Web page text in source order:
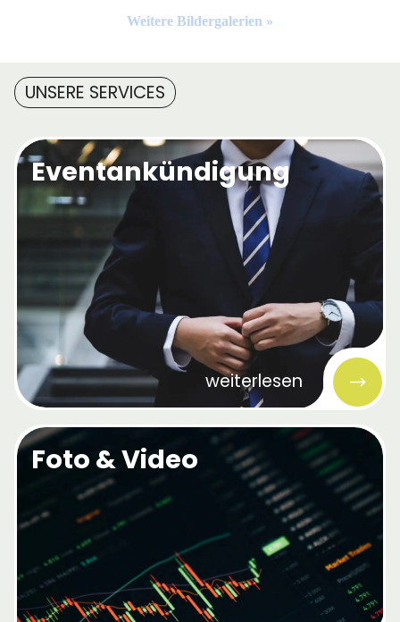
Weitere Bildergalerien »
UNSERE SERVICES
Eventankündigung
weiterlesen
Foto & Video